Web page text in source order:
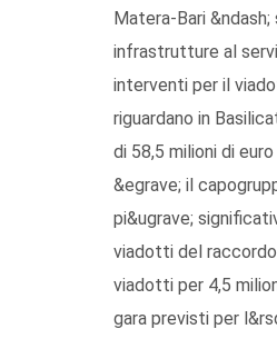
Matera-Bari
infrastrutture al
interventi per il
riguardano in
di 58,5 milioni di
&egrave; il
pi&ugrave;
viadotti del raccordo
viadotti per 4,5
gara previsti per